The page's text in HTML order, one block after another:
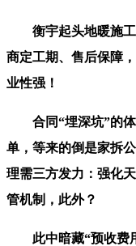
衡宇起头地暖施工
商定工期、售后保障
业性强！
合同“埋深坑”的体
单，等来的倒是家拆
理需三方发力：强化
管机制，此外？
此中暗藏“预收费用